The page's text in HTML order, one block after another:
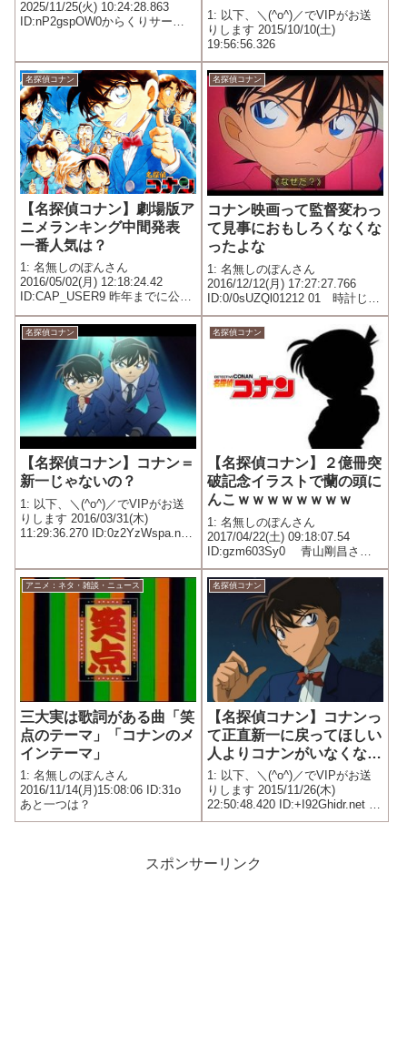
2025/11/25(火) 10:24:28.863
ID:nP2gspOW0からくりサーカ
1: 以下、＼(^o^)／でVIPがお送
りします 2015/10/10(土)
19:56:56.326
名探偵コナン
【名探偵コナン】劇場版ア
ニメランキング中間発表
一番人気は？
1: 名無しのぽんさん
2016/05/02(月) 12:18:24.42
ID:CAP_USER9 昨年までに公開
ナン」シリーズの19作品の中
で、 最も人気だったのは2003年
に公開された第7作「迷宮の十字
路（...
名探偵コナン
コナン映画って監督変わっ
て見事におもしろくなくな
ったよな
1: 名無しのぽんさん
2016/12/12(月) 17:27:27.766
ID:0/0sUZQl01212 01 時計じか
けの摩天楼 監督：こだま
兼嗣 脚本：古内一成 02 14番
目の標的 監督：
こだま兼嗣 脚本：古内一...
名探偵コナン
【名探偵コナン】コナン＝
新一じゃないの？
1: 以下、＼(^o^)／でVIPがお送
りします 2016/03/31(木)
11:29:36.270 ID:0z2YzWspa.net
名探偵コナン
【名探偵コナン】２億冊突
破記念イラストで蘭の頭に
んこｗｗｗｗｗｗｗｗ
1: 名無しのぽんさん
2017/04/22(土) 09:18:07.54
ID:gzm603Sy0 青山剛昌さん
の人気マンガ「名探偵コナン」
の全世界累計発行部数が2億冊を
突破したことが18日、明らかに
なった。「名探偵コナン」単独
での2億...
アニメ：ネタ・雑談・ニュース
三大実は歌詞がある曲「笑
点のテーマ」「コナンのメ
インテーマ」
1: 名無しのぽんさん
2016/11/14(月)15:08:06 ID:31o
あと一つは？
名探偵コナン
【名探偵コナン】コナンっ
て正直新一に戻ってほしい
人よりコナンがいなくなっ
たら悲しむ人の方が多そう
だよな
1: 以下、＼(^o^)／でVIPがお送
りします 2015/11/26(木)
22:50:48.420 ID:+I92Ghidr.net 新
一時代は友達いなそうだし
スポンサーリンク